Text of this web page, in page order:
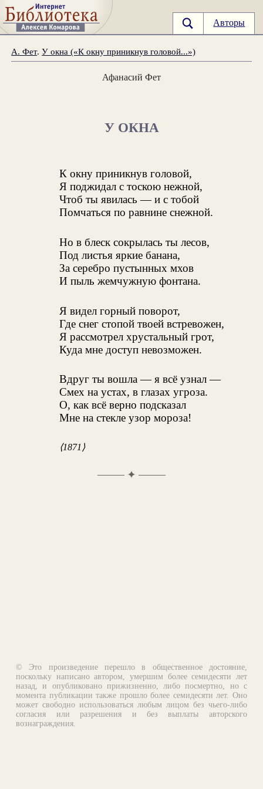
Авторы
А. Фет.У окна («К окну приникнув головой...»)
Афанасий Фет
У ОКНА
К окну приникнув головой,
Я поджидал с тоскою нежной,
Чтоб ты явилась — и с тобой
Помчаться по равнине снежной.
Но в блеск сокрылась ты лесов,
Под листья яркие банана,
За серебро пустынных мхов
И пыль жемчужную фонтана.
Я видел горный поворот,
Где снег стопой твоей встревожен,
Я рассмотрел хрустальный грот,
Куда мне доступ невозможен.
Вдруг ты вошла — я всё узнал —
Смех на устах, в глазах угроза.
О, как всё верно подсказал
Мне на стекле узор мороза!
⟨1871⟩
✦
© Это произведение перешло в общественное достояние,
поскольку написано автором, умершим более семидесяти лет
назад, и опубликовано прижизненно, либо посмертно, но с
момента публикации также прошло более семидесяти лет. Оно
может свободно использоваться любым лицом без чьего-либо
согласия или разрешения и без выплаты авторского
вознаграждения.